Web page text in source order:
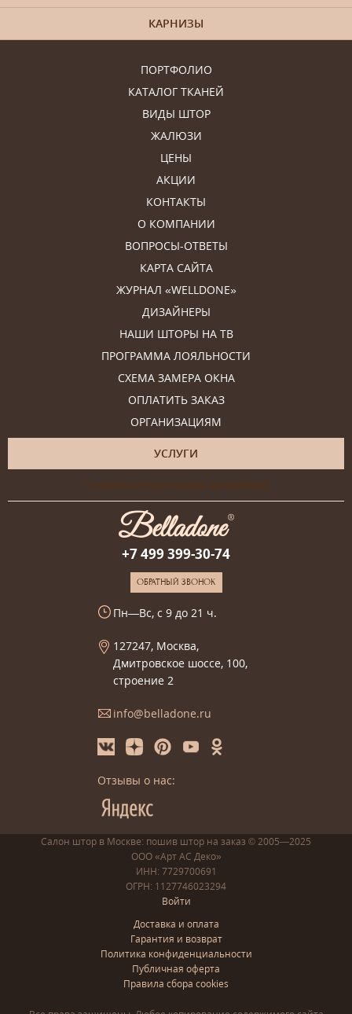
ПОРТФОЛИО
КАТАЛОГ ТКАНЕЙ
ВИДЫ ШТОР
ЖАЛЮЗИ
ЦЕНЫ
АКЦИИ
КОНТАКТЫ
О КОМПАНИИ
ВОПРОСЫ-ОТВЕТЫ
КАРТА САЙТА
ЖУРНАЛ «WELLDONE»
ДИЗАЙНЕРЫ
НАШИ ШТОРЫ НА ТВ
ПРОГРАММА ЛОЯЛЬНОСТИ
СХЕМА ЗАМЕРА ОКНА
ОПЛАТИТЬ ЗАКАЗ
ОРГАНИЗАЦИЯМ
УСЛУГИ
Онлайн-консультация дизайнера
КАРНИЗЫ
+7 499 399-30-74
ОБРАТНЫЙ ЗВОНОК
Пн—Вс, с 9 до 21 ч.
127247, Москва,
Дмитровское шоссе, 100,
строение 2
info@belladone.ru
Отзывы о нас:
Салон штор в Москве: пошив штор на заказ © 2005—2025
ООО «Арт АС Деко»
ИНН: 7729700691
ОГРН: 1127746023294
Войти
Доставка и оплата
Гарантия и возврат
Политика конфиденциальности
Публичная оферта
Правила сбора cookies